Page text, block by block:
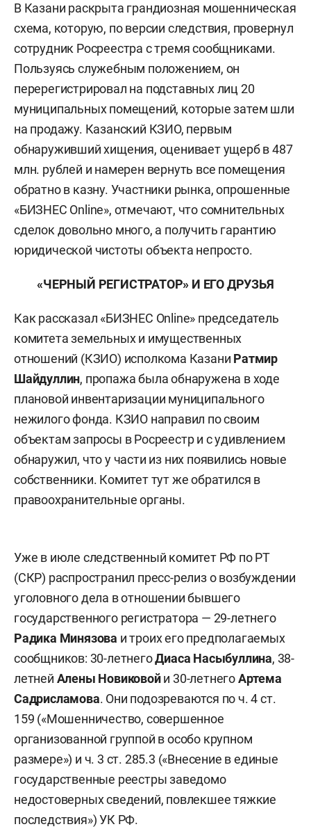
В Казани раскрыта грандиозная мошенническая
схема, которую, по версии следствия, провернул
сотрудник Росреестра с тремя сообщниками.
Пользуясь служебным положением, он
перерегистрировал на подставных лиц 20
муниципальных помещений, которые затем шли
на продажу. Казанский КЗИО, первым
обнаруживший хищения, оценивает ущерб в 487
млн. рублей и намерен вернуть все помещения
обратно в казну. Участники рынка, опрошенные
«БИЗНЕС Online», отмечают, что сомнительных
сделок довольно много, а получить гарантию
юридической чистоты объекта непросто.
«ЧЕРНЫЙ РЕГИСТРАТОР» И ЕГО ДРУЗЬЯ
Как рассказал «БИЗНЕС Online» председатель
комитета земельных и имущественных
отношений (КЗИО) исполкома Казани Ратмир
Шайдуллин, пропажа была обнаружена в ходе
плановой инвентаризации муниципального
нежилого фонда. КЗИО направил по своим
объектам запросы в Росреестр и с удивлением
обнаружил, что у части из них появились новые
собственники. Комитет тут же обратился в
правоохранительные органы.
Уже в июле следственный комитет РФ по РТ
(СКР) распространил пресс-релиз о возбуждении
уголовного дела в отношении бывшего
государственного регистратора — 29-летнего
Радика Минязова и троих его предполагаемых
сообщников: 30-летнегоДиаса Насыбуллина, 38-
летней Алены Новиковойи 30-летнегоАртема
Садрисламова. Они подозреваются по ч. 4 ст.
159 («Мошенничество, совершенное
организованной группой в особо крупном
размере») и ч. 3 ст. 285.3 («Внесение в единые
государственные реестры заведомо
недостоверных сведений, повлекшее тяжкие
последствия») УК РФ.